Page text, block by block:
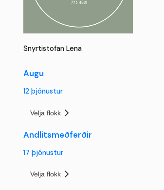
Snyrtistofan Lena
Augu
12 þjónustur
Velja flokk
Andlitsmeðferðir
17 þjónustur
Velja flokk